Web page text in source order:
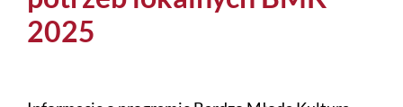
2025